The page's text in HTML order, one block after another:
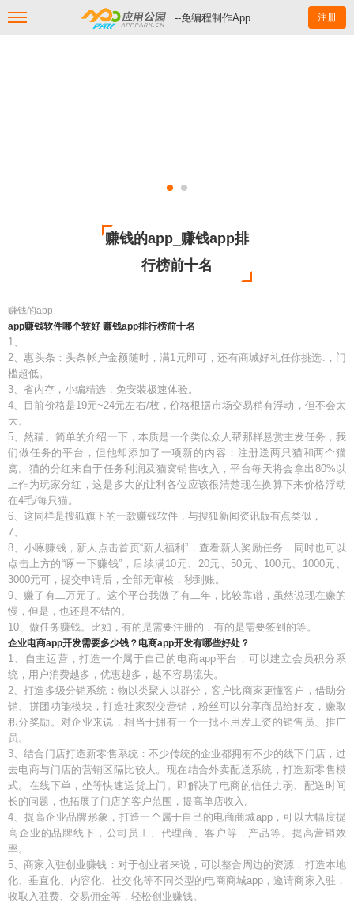
--免编程制作App 注册
赚钱的app_赚钱app排
行榜前十名
赚钱的app
app赚钱软件哪个较好 赚钱app排行榜前十名
1、
2、惠头条：头条帐户金额随时，满1元即可，还有商城好礼任你挑选.，门
槛超低。
3、省内存，小编精选，免安装极速体验。
4、目前价格是19元~24元左右/枚，价格根据市场交易稍有浮动，但不会太
大。
5、然猫。简单的介绍一下，本质是一个类似众人帮那样悬赏主发任务，我
们做任务的平台，但他却添加了一项新的内容：注册送两只猫和两个猫
窝。猫的分红来自于任务利润及猫窝销售收入，平台每天将会拿出80%以
上作为玩家分红，这是多大的让利各位应该很清楚现在换算下来价格浮动
在4毛/每只猫。
6、这同样是搜狐旗下的一款赚钱软件，与搜狐新闻资讯版有点类似，
7、
8、小啄赚钱，新人点击首页“新人福利”，查看新人奖励任务，同时也可以
点击上方的“啄一下赚钱”，后续满10元、20元、50元、100元、1000元、
3000元可，提交申请后，全部无审核，秒到账。
9、赚了有二万元了。这个平台我做了有二年，比较靠谱，虽然说现在赚的
慢，但是，也还是不错的。
10、做任务赚钱。比如，有的是需要注册的，有的是需要签到的等。
企业电商app开发需要多少钱？电商app开发有哪些好处？
1、自主运营，打造一个属于自己的电商app平台，可以建立会员积分系
统，用户消费越多，优惠越多，越不容易流失。
2、打造多级分销系统：物以类聚人以群分，客户比商家更懂客户，借助分
销、拼团功能模块，打造社家裂变营销，粉丝可以分享商品给好友，赚取
积分奖励。对企业来说，相当于拥有一个一批不用发工资的销售员、推广
员。
3、结合门店打造新零售系统：不少传统的企业都拥有不少的线下门店，过
去电商与门店的营销区隔比较大。现在结合外卖配送系统，打造新零售模
式。在线下单，坐等快速送货上门。即解决了电商的信任力弱、配送时间
长的问题，也拓展了门店的客户范围，提高单店收入。
4、提高企业品牌形象，打造一个属于自己的电商商城app，可以大幅度提
高企业的品牌线下，公司员工、代理商、客户等，产品等。提高营销效
率。
5、商家入驻创业赚钱：对于创业者来说，可以整合周边的资源，打造本地
化、垂直化、内容化、社交化等不同类型的电商商城app，邀请商家入驻，
收取入驻费、交易佣金等，轻松创业赚钱。